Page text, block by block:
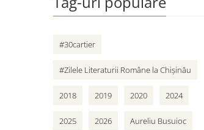
#30cartier
#Zilele Literaturii Române la Chișinău
2018 2019 2020 2024
2025 2026 Aureliu Busuioc